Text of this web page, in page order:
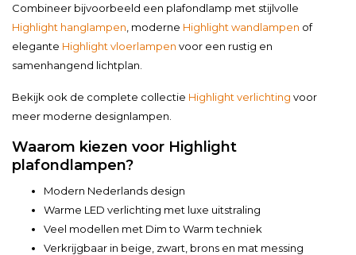
Combineer bijvoorbeeld een plafondlamp met stijlvolle
Highlight hanglampen , moderne Highlight wandlampen of
elegante Highlight vloerlampen voor een rustig en
samenhangend lichtplan.
Bekijk ook de complete collectie Highlight verlichting voor
meer moderne designlampen.
Waarom kiezen voor Highlight
plafondlampen?
Modern Nederlands design
Warme LED verlichting met luxe uitstraling
Veel modellen met Dim to Warm techniek
Verkrijgbaar in beige, zwart, brons en mat messing